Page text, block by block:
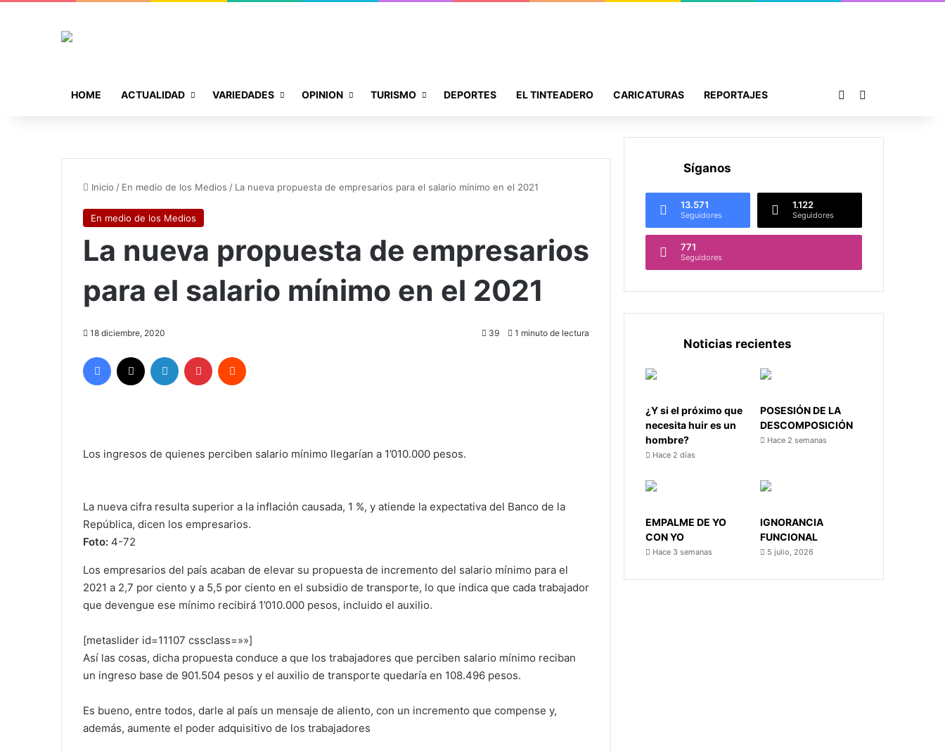
HOME ACTUALIDAD VARIEDADES OPINION TURISMO DEPORTES EL TINTEADERO CARICATURAS REPORTAJES Publicación al azar
Inicio / En medio de los Medios / La nueva propuesta de empresarios para el salario mínimo en el 2021
En medio de los Medios
La nueva propuesta de empresarios
para el salario mínimo en el 2021
18 diciembre, 2020 39 1 minuto de lectura
Facebook LinkedIn Pinterest
Los ingresos de quienes perciben salario mínimo llegarían a 1’010.000 pesos.
La nueva cifra resulta superior a la inflación causada, 1 %, y atiende la expectativa del Banco de la
República, dicen los empresarios.
Foto: 4-72
Los empresarios del país acaban de elevar su propuesta de incremento del salario mínimo para el
2021 a 2,7 por ciento y a 5,5 por ciento en el subsidio de transporte, lo que indica que cada trabajador
que devengue ese mínimo recibirá 1’010.000 pesos, incluido el auxilio.
[metaslider id=11107 cssclass=»»]
Así las cosas, dicha propuesta conduce a que los trabajadores que perciben salario mínimo reciban
un ingreso base de 901.504 pesos y el auxilio de transporte quedaría en 108.496 pesos.
Es bueno, entre todos, darle al país un mensaje de aliento, con un incremento que compense y,
además, aumente el poder adquisitivo de los trabajadores
Síganos
13.571
Seguidores
1.122
Seguidores
771
Seguidores
Noticias recientes
¿Y si el próximo que
necesita huir es un
hombre?
Hace 2 días
POSESIÓN DE LA
DESCOMPOSICIÓN
Hace 2 semanas
EMPALME DE YO
CON YO
Hace 3 semanas
IGNORANCIA
FUNCIONAL
5 julio, 2026